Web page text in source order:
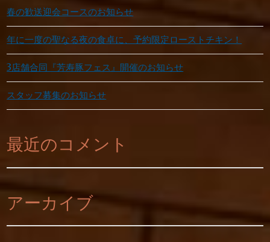
春の歓送迎会コースのお知らせ
年に一度の聖なる夜の食卓に、予約限定ローストチキン！
3店舗合同『芳寿豚フェス』開催のお知らせ
スタッフ募集のお知らせ
最近のコメント
アーカイブ